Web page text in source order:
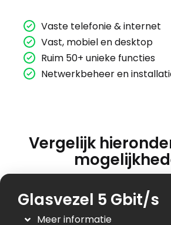
Vaste telefonie & internet
Vast, mobiel en desktop
Ruim 50+ unieke functies
Netwerkbeheer en
Vergelijk
Glasvezel 5 Gbit/s
Meer informatie